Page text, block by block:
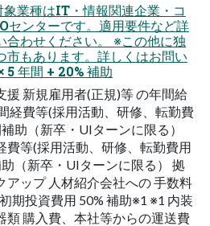
業種はIT・情報関連企業・コ
センターです。適用要件など詳
合わせください。 ※この他に独
市もあります。詳しくはお問い
5 年間 + 20% 補助
援 新規雇用者(正規)等 の年間給
経費等(採用活動、研修、転勤費
助（新卒・UIターンに限る）
費等(採用活動、研修、転勤費用
（新卒・UIターンに限る） 拠
アップ 人材紹介会社への 手数料
期投資費用 50% 補助※1 ※1 内装
類 購入費、本社等からの運送費